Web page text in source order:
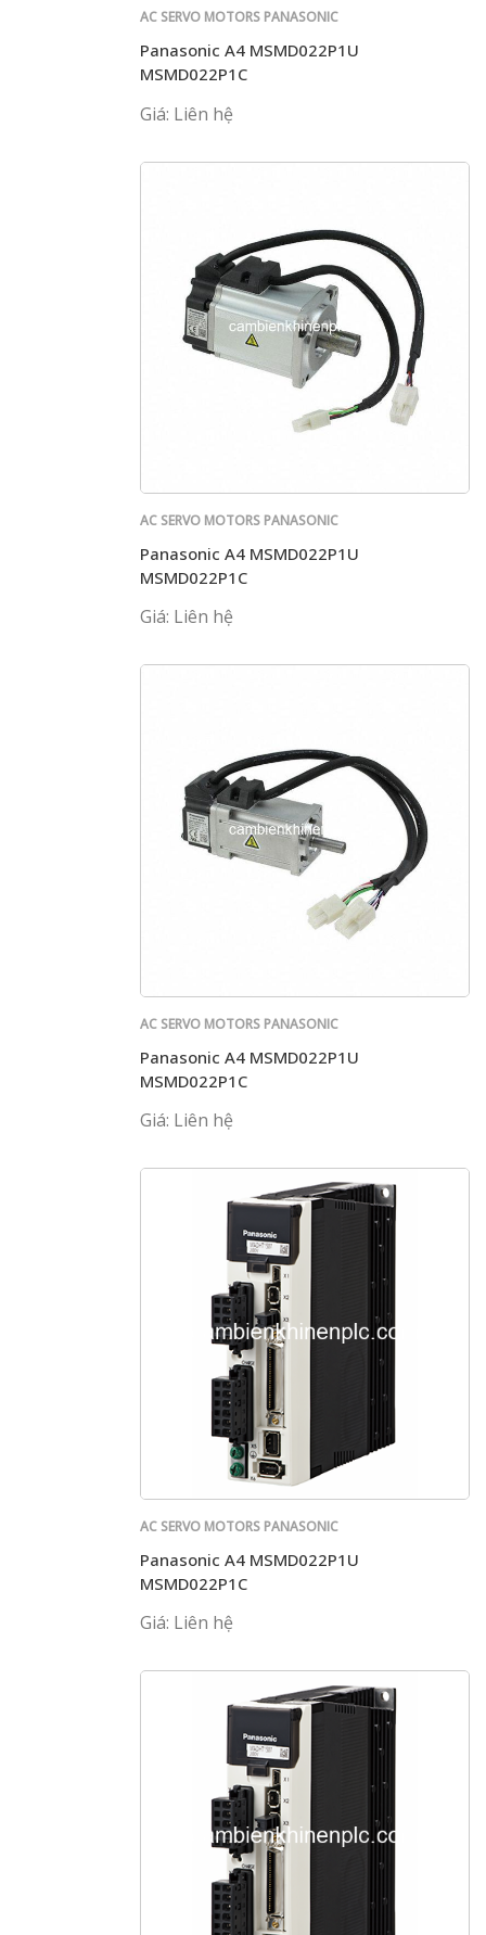
AC SERVO MOTORS PANASONIC
Panasonic A4 MSMD022P1U
MSMD022P1C
Giá: Liên hệ
AC SERVO MOTORS PANASONIC
Panasonic A4 MSMD022P1U
MSMD022P1C
Giá: Liên hệ
AC SERVO MOTORS PANASONIC
Panasonic A4 MSMD022P1U
MSMD022P1C
Giá: Liên hệ
AC SERVO MOTORS PANASONIC
Panasonic A4 MSMD022P1U
MSMD022P1C
Giá: Liên hệ